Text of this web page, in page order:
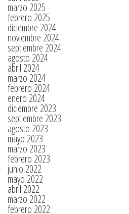
marzo 2025
febrero 2025
diciembre 2024
noviembre 2024
septiembre 2024
agosto 2024
abril 2024
marzo 2024
febrero 2024
enero 2024
diciembre 2023
septiembre 2023
agosto 2023
mayo 2023
marzo 2023
febrero 2023
junio 2022
mayo 2022
abril 2022
marzo 2022
febrero 2022